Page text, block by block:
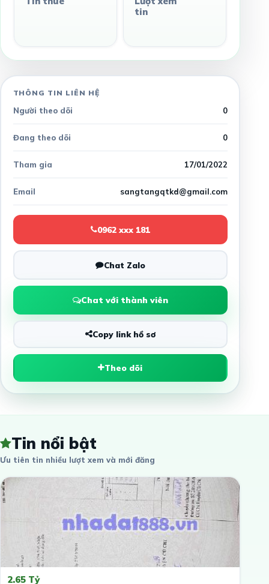
tin
THÔNG TIN LIÊN HỆ
Người theo dõi 0
Đang theo dõi 0
Tham gia 17/01/2022
Email sangtangqtkd@gmail.com
0962 xxx 181
Chat Zalo
Chat với thành viên
Copy link hồ sơ
Theo dõi
Tin nổi bật
Ưu tiên tin nhiều lượt xem và mới đăng
2.65 Tỷ